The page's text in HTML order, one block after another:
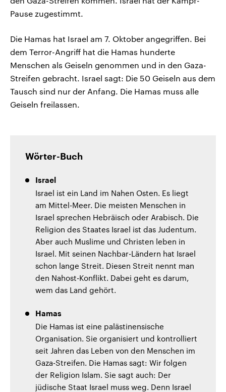
Pause zugestimmt.
Die Hamas hat Israel am 7. Oktober angegriffen. Bei
dem Terror-Angriff hat die Hamas hunderte
Menschen als Geiseln genommen und in den Gaza-
Streifen gebracht. Israel sagt: Die 50 Geiseln aus dem
Tausch sind nur der Anfang. Die Hamas muss alle
Geiseln freilassen.
Wörter-Buch
Israel
Israel ist ein Land im Nahen Osten. Es liegt
am Mittel-Meer. Die meisten Menschen in
Israel sprechen Hebräisch oder Arabisch. Die
Religion des Staates Israel ist das Judentum.
Aber auch Muslime und Christen leben in
Israel. Mit seinen Nachbar-Ländern hat Israel
schon lange Streit. Diesen Streit nennt man
den Nahost-Konflikt. Dabei geht es darum,
wem das Land gehört.
Hamas
Die Hamas ist eine palästinensische
Organisation. Sie organisiert und kontrolliert
seit Jahren das Leben von den Menschen im
Gaza-Streifen. Die Hamas sagt: Wir folgen
der Religion Islam. Sie sagt auch: Der
jüdische Staat Israel muss weg. Denn Israel